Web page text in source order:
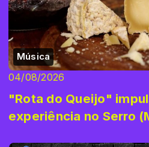
Música
04/08/2026
"Rota do Queijo"
experiência no Serro